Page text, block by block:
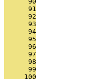
      91
      92
      93
      94
      95
      96
      97
      98
      99
     100